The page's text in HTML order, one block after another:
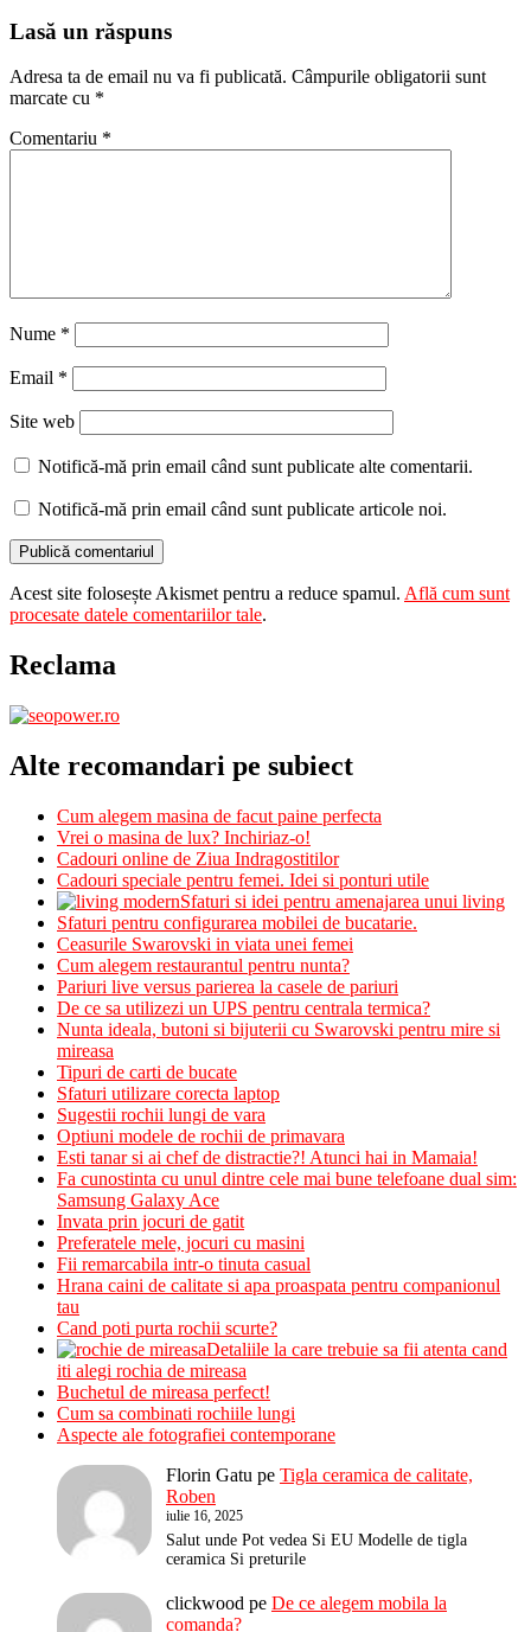
Lasă un răspuns
Adresa ta de email nu va fi publicată. Câmpurile obligatorii sunt
marcate cu *
Comentariu *
Nume *
Email *
Site web
Notifică-mă prin email când sunt publicate alte comentarii.
Notifică-mă prin email când sunt publicate articole noi.
Acest site folosește Akismet pentru a reduce spamul. Află cum sunt
procesate datele comentariilor tale.
Reclama
Alte recomandari pe subiect
Cum alegem masina de facut paine perfecta
Vrei o masina de lux? Inchiriaz-o!
Cadouri online de Ziua Indragostitilor
Cadouri speciale pentru femei. Idei si ponturi utile
Sfaturi si idei pentru amenajarea unui living
Sfaturi pentru configurarea mobilei de bucatarie.
Ceasurile Swarovski in viata unei femei
Cum alegem restaurantul pentru nunta?
Pariuri live versus parierea la casele de pariuri
De ce sa utilizezi un UPS pentru centrala termica?
Nunta ideala, butoni si bijuterii cu Swarovski pentru mire si
mireasa
Tipuri de carti de bucate
Sfaturi utilizare corecta laptop
Sugestii rochii lungi de vara
Optiuni modele de rochii de primavara
Esti tanar si ai chef de distractie?! Atunci hai in Mamaia!
Fa cunostinta cu unul dintre cele mai bune telefoane dual sim:
Samsung Galaxy Ace
Invata prin jocuri de gatit
Preferatele mele, jocuri cu masini
Fii remarcabila intr-o tinuta casual
Hrana caini de calitate si apa proaspata pentru companionul
tau
Cand poti purta rochii scurte?
Detaliile la care trebuie sa fii atenta cand
iti alegi rochia de mireasa
Buchetul de mireasa perfect!
Cum sa combinati rochiile lungi
Aspecte ale fotografiei contemporane
Florin Gatu pe Tigla ceramica de calitate,
Roben
iulie 16, 2025
Salut unde Pot vedea Si EU Modelle de tigla
ceramica Si preturile
clickwood pe De ce alegem mobila la
comanda?